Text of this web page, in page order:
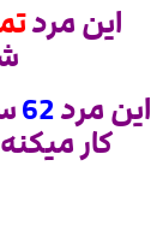
این مرد
این مرد62
کار